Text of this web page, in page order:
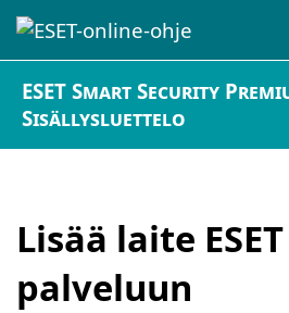
ESET Smart Security
Sisällysluettelo
Lisää laite
palveluun